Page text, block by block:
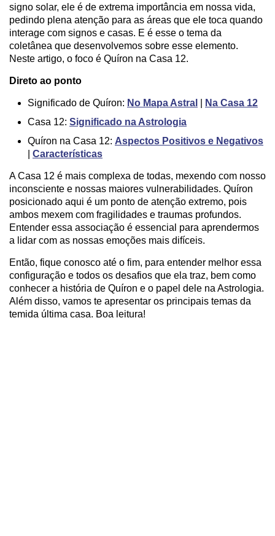
signo solar, ele é de extrema importância em nossa vida,
pedindo plena atenção para as áreas que ele toca quando
interage com signos e casas. E é esse o tema da
coletânea que desenvolvemos sobre esse elemento.
Neste artigo, o foco é Quíron na Casa 12.
Direto ao ponto
Significado de Quíron: No Mapa Astral
Na Casa 12
Casa 12: Significado na Astrologia
Quíron na Casa 12: Aspectos Positivos e Negativos
Características
A Casa 12 é mais complexa de todas, mexendo com nosso
inconsciente e nossas maiores vulnerabilidades. Quíron
posicionado aqui é um ponto de atenção extremo, pois
ambos mexem com fragilidades e traumas profundos.
Entender essa associação é essencial para aprendermos
a lidar com as nossas emoções mais difíceis.
Então, fique conosco até o fim, para entender melhor essa
configuração e todos os desafios que ela traz, bem como
conhecer a história de Quíron e o papel dele na Astrologia.
Além disso, vamos te apresentar os principais temas da
temida última casa. Boa leitura!